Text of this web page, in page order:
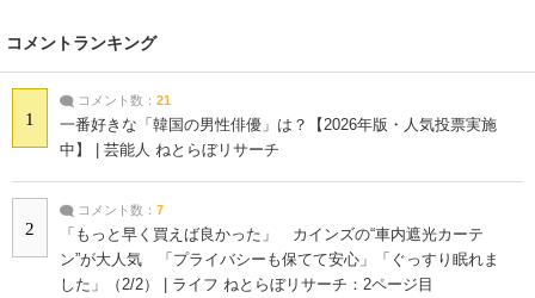
コメントランキング
1
コメント数： 21
一番好きな「韓国の男性俳優」は？【2026年版・人気投票実施
中】 | 芸能人 ねとらぼリサーチ
2
コメント数： 7
「もっと早く買えば良かった」 カインズの“車内遮光カーテ
ン”が大人気 「プライバシーも保てて安心」「ぐっすり眠れま
した」（2/2） | ライフ ねとらぼリサーチ：2ページ目